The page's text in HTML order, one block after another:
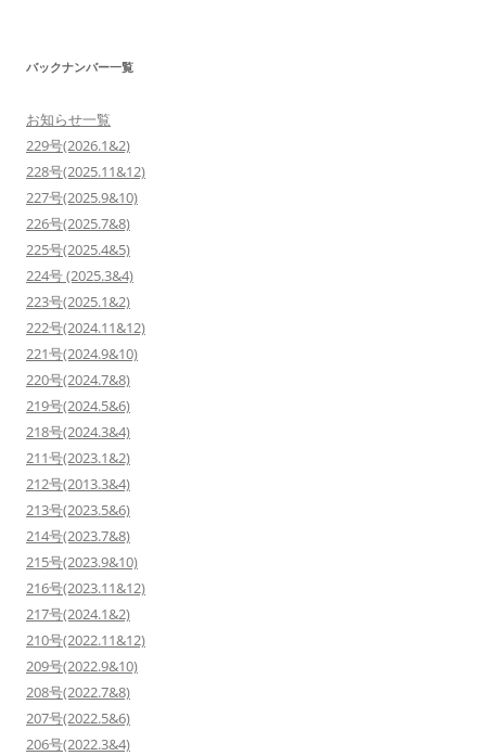
バックナンバー一覧
お知らせ一覧
229号(2026.1&2)
228号(2025.11&12)
227号(2025.9&10)
226号(2025.7&8)
225号(2025.4&5)
224号 (2025.3&4)
223号(2025.1&2)
222号(2024.11&12)
221号(2024.9&10)
220号(2024.7&8)
219号(2024.5&6)
218号(2024.3&4)
211号(2023.1&2)
212号(2013.3&4)
213号(2023.5&6)
214号(2023.7&8)
215号(2023.9&10)
216号(2023.11&12)
217号(2024.1&2)
210号(2022.11&12)
209号(2022.9&10)
208号(2022.7&8)
207号(2022.5&6)
206号(2022.3&4)